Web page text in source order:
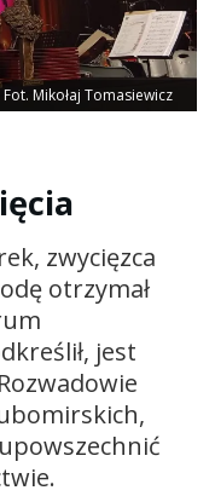
Fot. Mikołaj Tomasiewicz
zwycięzca
otrzymał
jest